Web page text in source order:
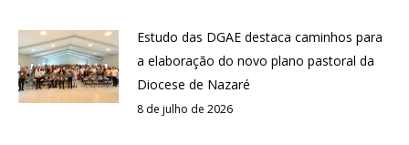
Estudo das DGAE destaca caminhos para
a elaboração do novo plano pastoral da
Diocese de Nazaré
8 de julho de 2026